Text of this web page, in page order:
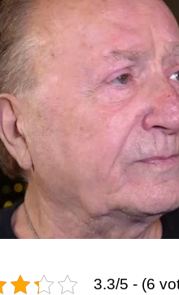
3.3/5 - (6